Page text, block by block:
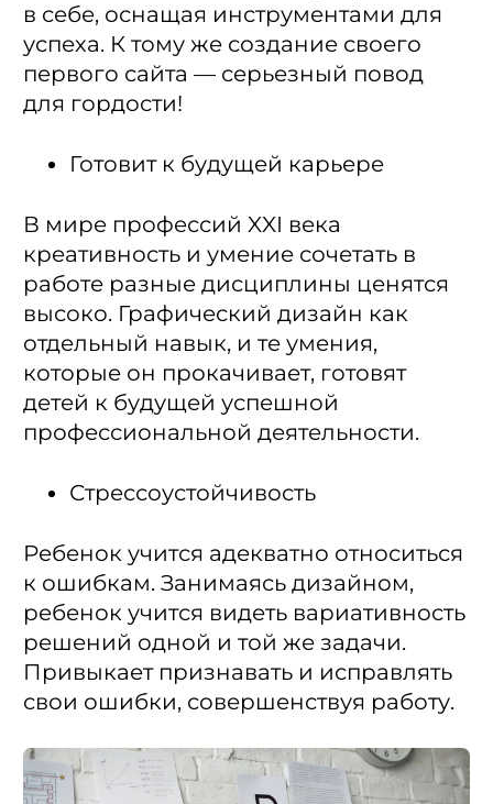
в себе, оснащая инструментами для
успеха. К тому же создание своего
первого сайта — серьезный повод
для гордости!
Готовит к будущей карьере
В мире профессий XXI века
креативность и умение сочетать в
работе разные дисциплины ценятся
высоко. Графический дизайн как
отдельный навык, и те умения,
которые он прокачивает, готовят
детей к будущей успешной
профессиональной деятельности.
Стрессоустойчивость
Ребенок учится адекватно относиться
к ошибкам. Занимаясь дизайном,
ребенок учится видеть вариативность
решений одной и той же задачи.
Привыкает признавать и исправлять
свои ошибки, совершенствуя работу.